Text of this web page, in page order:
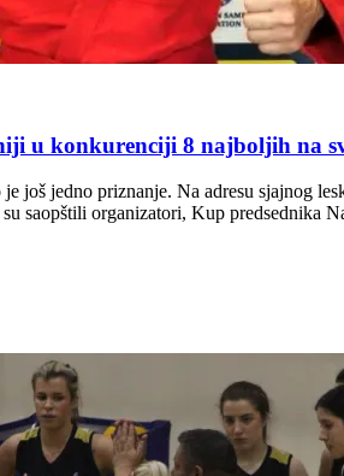
u konkurenciji 8 najboljih na
jedno priznanje. Na adresu sjajnog
saopštili organizatori, Kup